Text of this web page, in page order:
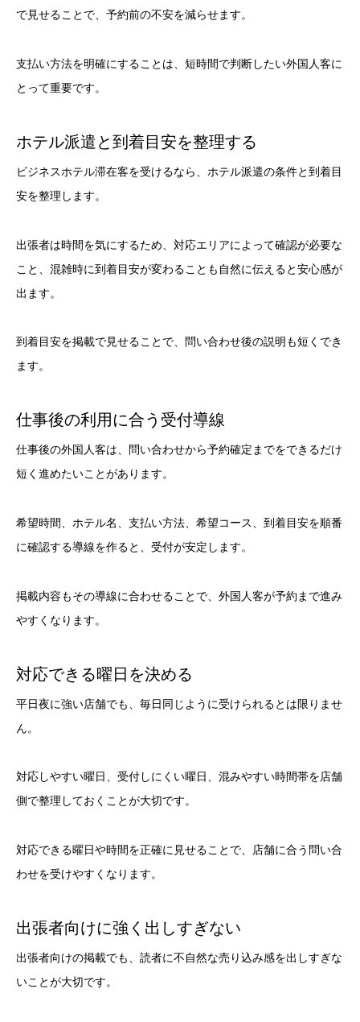
で見せることで、予約前の不安を減らせます。
支払い方法を明確にすることは、短時間で判断したい外国人客に
とって重要です。
ホテル派遣と到着目安を整理する
ビジネスホテル滞在客を受けるなら、ホテル派遣の条件と到着目
安を整理します。
出張者は時間を気にするため、対応エリアによって確認が必要な
こと、混雑時に到着目安が変わることも自然に伝えると安心感が
出ます。
到着目安を掲載で見せることで、問い合わせ後の説明も短くでき
ます。
仕事後の利用に合う受付導線
仕事後の外国人客は、問い合わせから予約確定までをできるだけ
短く進めたいことがあります。
希望時間、ホテル名、支払い方法、希望コース、到着目安を順番
に確認する導線を作ると、受付が安定します。
掲載内容もその導線に合わせることで、外国人客が予約まで進み
やすくなります。
対応できる曜日を決める
平日夜に強い店舗でも、毎日同じように受けられるとは限りませ
ん。
対応しやすい曜日、受付しにくい曜日、混みやすい時間帯を店舗
側で整理しておくことが大切です。
対応できる曜日や時間を正確に見せることで、店舗に合う問い合
わせを受けやすくなります。
出張者向けに強く出しすぎない
出張者向けの掲載でも、読者に不自然な売り込み感を出しすぎな
いことが大切です。